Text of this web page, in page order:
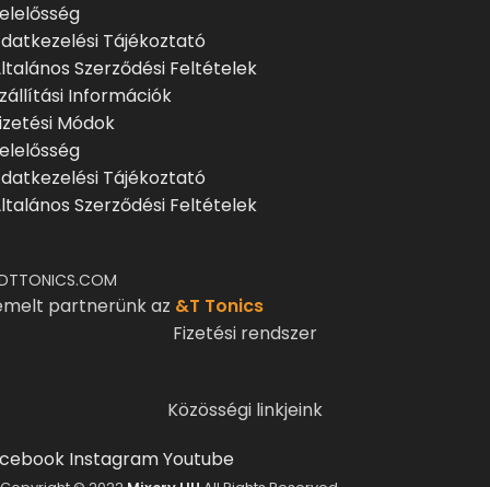
Tájékoztató
Szerződési Feltételek
Információk
Módok
Tájékoztató
Szerződési Feltételek
partnerünk az &T Tonics
Fizetési rendszer
Közösségi linkjeink
InstagramYoutube